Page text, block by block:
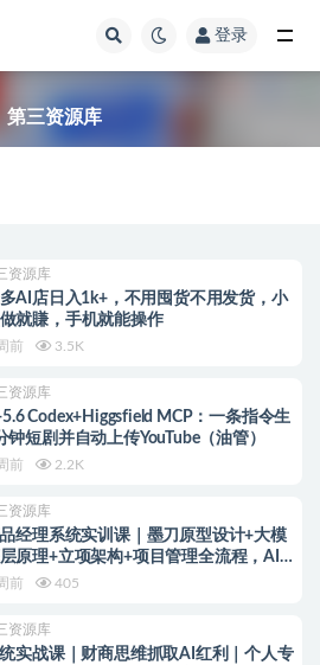
登录
第三资源库
资源库
AI店日入1k+，不用囤货不用发货，小
就賺，手机就能操作
前 3.5K
资源库
5.6 Codex+Higgsfield MCP：一条指令生
钟短剧并自动上传YouTube（油管）
前 2.2K
资源库
经理系统实训课｜墨刀原型设计+大模
原理+立项架构+项目管理全流程，AI产
实战教程
前 405
资源库
实战课｜财商思维抓取AI红利｜个人专